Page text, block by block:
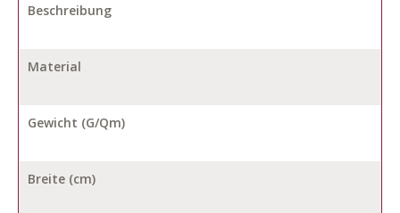
Beschreibung
Material
Gewicht (G/Qm)
Breite (cm)